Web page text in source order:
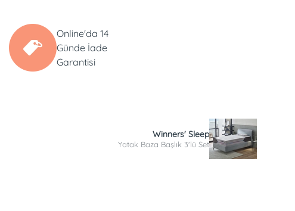
Online'da 14
Günde İade
Garantisi
Winners' Sleep
Yatak Baza Başlık 3'lü Set